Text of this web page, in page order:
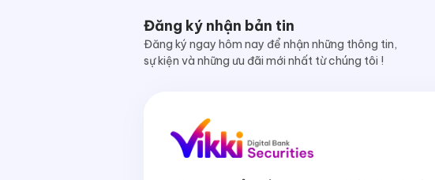
Đăng ký nhận bản tin
Đăng ký ngay hôm nay để nhận những thông tin,
sự kiện và những ưu đãi mới nhất từ chúng tôi !